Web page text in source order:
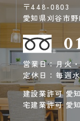
〒448-0803
愛知県刈谷市
営業日：月火
定休日：毎週
建設業許可 愛
宅建業許可 愛